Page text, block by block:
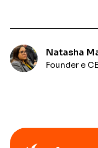
Natasha
Founder e